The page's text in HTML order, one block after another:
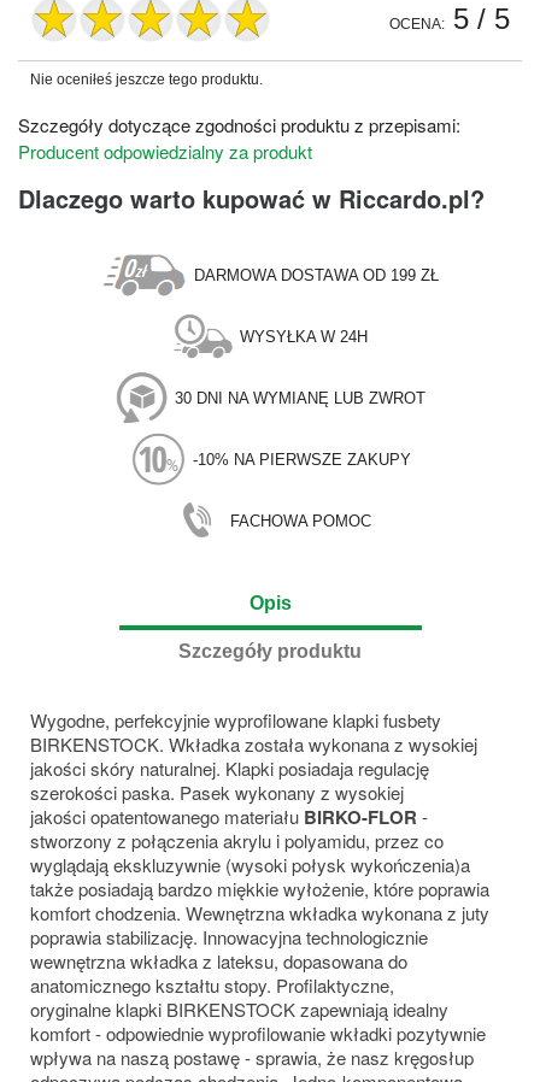
OCENA: 5 / 5
Nie oceniłeś jeszcze tego produktu.
Szczegóły dotyczące zgodności produktu z przepisami:
Producent odpowiedzialny za produkt
Dlaczego warto kupować w Riccardo.pl?
DARMOWA DOSTAWA OD 199 ZŁ
WYSYŁKA W 24H
30 DNI NA WYMIANĘ LUB ZWROT
-10% NA PIERWSZE ZAKUPY
FACHOWA POMOC
Opis
Szczegóły produktu
Wygodne, perfekcyjnie wyprofilowane klapki fusbety
BIRKENSTOCK. Wkładka została wykonana z wysokiej
jakości skóry naturalnej. Klapki posiadaja regulację
szerokości paska. Pasek wykonany z wysokiej
jakości opatentowanego materiału BIRKO-FLOR -
stworzony z połączenia akrylu i polyamidu, przez co
wyglądają ekskluzywnie (wysoki połysk wykończenia)a
także posiadają bardzo miękkie wyłożenie, które poprawia
komfort chodzenia. Wewnętrzna wkładka wykonana z juty
poprawia stabilizację. Innowacyjna technologicznie
wewnętrzna wkładka z lateksu, dopasowana do
anatomicznego kształtu stopy. Profilaktyczne,
oryginalne klapki BIRKENSTOCK zapewniają idealny
komfort - odpowiednie wyprofilowanie wkładki pozytywnie
wpływa na naszą postawę - sprawia, że nasz kręgosłup